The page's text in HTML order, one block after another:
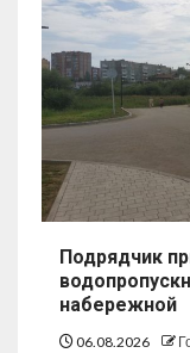
Подрядчик
набережной
06.08.2026